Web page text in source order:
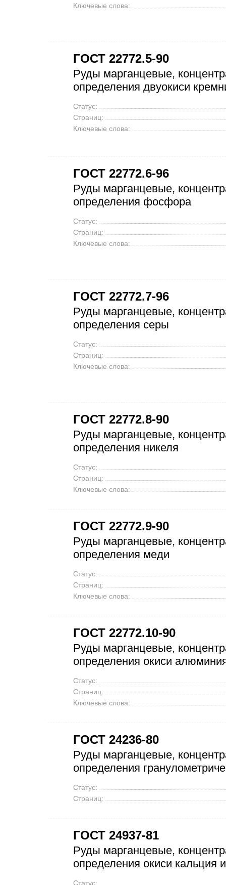
Ключевые слова:
ГОСТ 22772.5-90
Руды марганцевые,
определения двуокиси
Статус:
Страниц:
Ключевые слова:
ГОСТ 22772.6-96
Руды марганцевые,
определения фосфора
Статус:
Страниц:
Ключевые слова:
ГОСТ 22772.7-96
Руды марганцевые,
определения серы
Статус:
Страниц:
Ключевые слова:
ГОСТ 22772.8-90
Руды марганцевые,
определения никеля
Статус:
Страниц:
Ключевые слова:
ГОСТ 22772.9-90
Руды марганцевые,
определения меди
Статус:
Страниц:
Ключевые слова:
ГОСТ 22772.10-90
Руды марганцевые,
определения окиси
Статус:
Страниц:
Ключевые слова:
ГОСТ 24236-80
Руды марганцевые,
определения
Статус:
Страниц:
ГОСТ 24937-81
Руды марганцевые,
определения окиси кальция
Статус: